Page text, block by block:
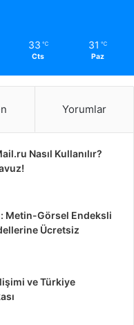
33 ℃
Cts
31 ℃
Paz
Yorumlar
Nasıl Kullanılır?
Metin-Görsel Endeksli
Ücretsiz
ve Türkiye